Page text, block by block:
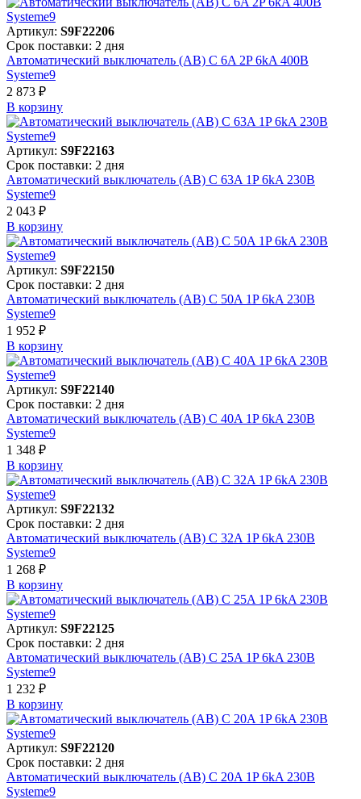
Артикул: S9F22206
Срок поставки: 2 дня
Автоматический выключатель (АВ) C 6A 2P 6kA 400В
Systeme9
2 873 ₽
В корзинy
Артикул: S9F22163
Срок поставки: 2 дня
Автоматический выключатель (АВ) C 63A 1P 6kA 230В
Systeme9
2 043 ₽
В корзинy
Артикул: S9F22150
Срок поставки: 2 дня
Автоматический выключатель (АВ) C 50A 1P 6kA 230В
Systeme9
1 952 ₽
В корзинy
Артикул: S9F22140
Срок поставки: 2 дня
Автоматический выключатель (АВ) C 40A 1P 6kA 230В
Systeme9
1 348 ₽
В корзинy
Артикул: S9F22132
Срок поставки: 2 дня
Автоматический выключатель (АВ) C 32A 1P 6kA 230В
Systeme9
1 268 ₽
В корзинy
Артикул: S9F22125
Срок поставки: 2 дня
Автоматический выключатель (АВ) C 25A 1P 6kA 230В
Systeme9
1 232 ₽
В корзинy
Артикул: S9F22120
Срок поставки: 2 дня
Автоматический выключатель (АВ) C 20A 1P 6kA 230В
Systeme9